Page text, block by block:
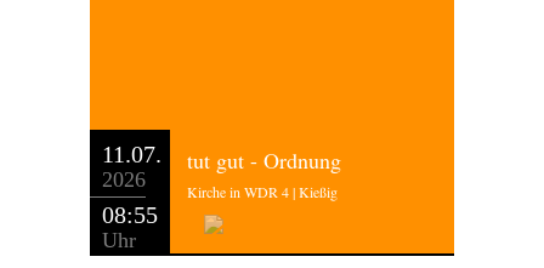
11.07.
2026
08:55
Uhr
tut gut - Ordnung
Kirche in WDR 4 | Kießig